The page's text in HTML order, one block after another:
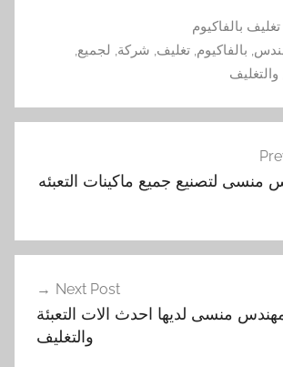
, بالفاكيوم,تغليف, شركة, لجميع,
والتغليف
منسى لتصنيع جميع ماكينات التعبئه
Next Post
منسى لديها احدث الات التعبئة
والتغليف